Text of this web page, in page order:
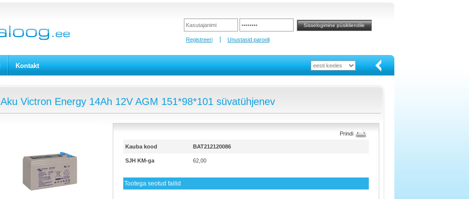
Registreeri Unustasid parooli
Kontakt
Aku Victron Energy 14Ah 12V AGM 151*98*101 süvatühjenev
Prindi
Kauba kood BAT212120086
SJH KM-ga 62,00
Tootega seotud failid